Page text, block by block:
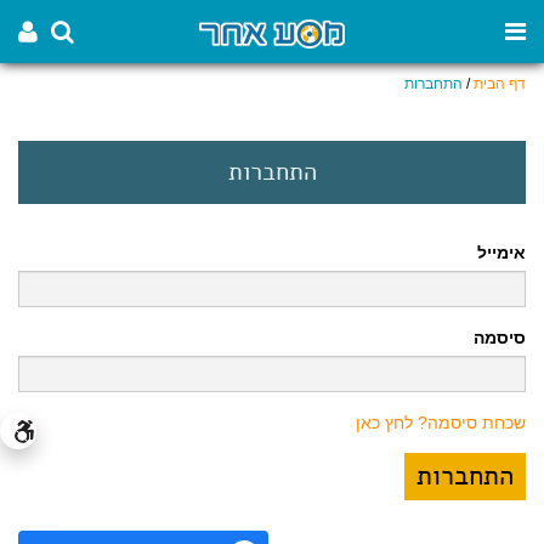
דף הבית/ התחברות
התחברות
אימייל
סיסמה
שכחת סיסמה? לחץ כאן